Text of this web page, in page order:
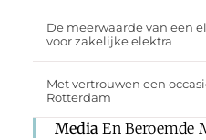
De meerwaarde van een
voor zakelijke elektra
Met vertrouwen een
Rotterdam
Media En Beroemde